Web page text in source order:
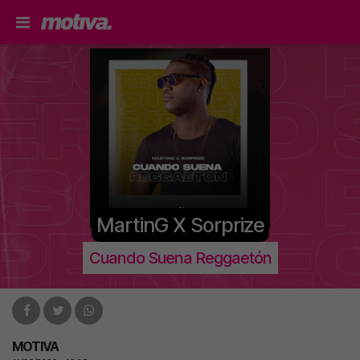
MartinG X Sorprize
Cuando Suena Reggaetón
MOTIVA